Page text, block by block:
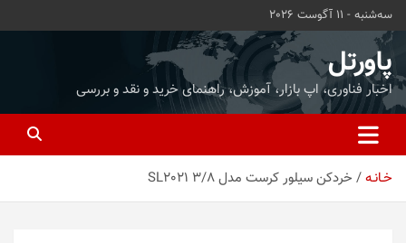
محتوا
بروید
سه‌شنبه - 11 آگوست 2026
پاورتل
اخبار فناوری، اپ بازار، آموزش، راهنمای خرید و نقد و بررسی
خـانـه خردکن سیلور کرست مدل SL2021 3/8